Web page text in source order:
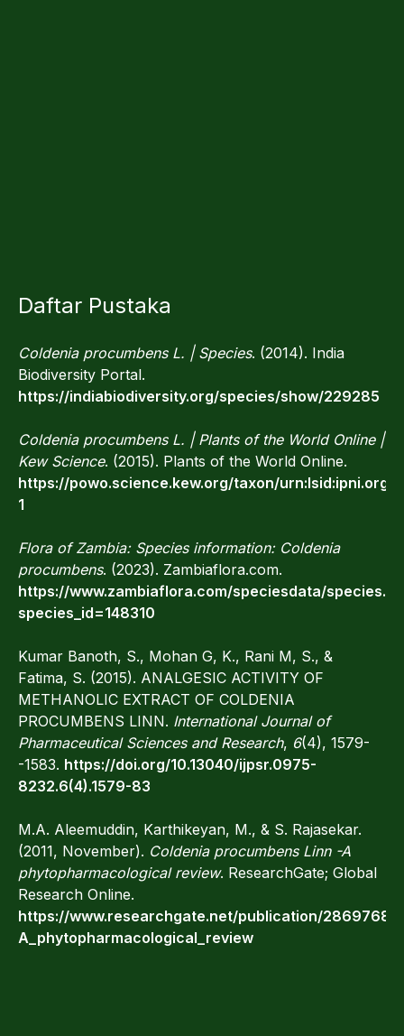
Daftar Pustaka
Coldenia procumbens L. | Species. (2014). India
Biodiversity Portal.
https://indiabiodiversity.org/species/show/229285
Coldenia procumbens L. | Plants of the World Online |
Kew Science. (2015). Plants of the World Online.
https://powo.science.kew.org/taxon/
1
Flora of Zambia: Species information: Coldenia
procumbens. (2023). Zambiaflora.com.
https://www.zambiaflora.com/speciesdata/
species_id=148310
Kumar Banoth, S., Mohan G, K., Rani M, S., &
Fatima, S. (2015). ANALGESIC ACTIVITY OF
METHANOLIC EXTRACT OF COLDENIA
PROCUMBENS LINN. International Journal of
Pharmaceutical Sciences and Research, 6(4), 1579-
-1583. https://doi.org/10.13040/ijpsr.0975-
8232.6(4).1579-83
M.A. Aleemuddin, Karthikeyan, M., & S. Rajasekar.
(2011, November). Coldenia procumbens Linn -A
phytopharmacological review. ResearchGate; Global
Research Online.
https://www.researchgate.net/publication/
A_phytopharmacological_review